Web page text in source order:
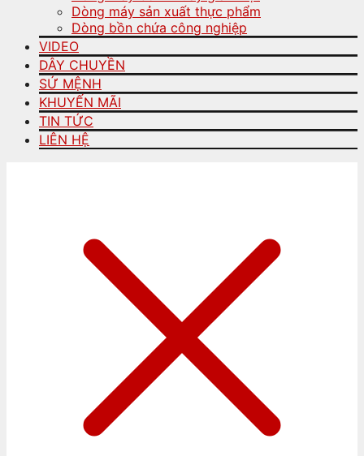
Dòng máy sản xuất thực phẩm
Dòng bồn chứa công nghiệp
VIDEO
DÂY CHUYỀN
SỨ MỆNH
KHUYẾN MÃI
TIN TỨC
LIÊN HỆ